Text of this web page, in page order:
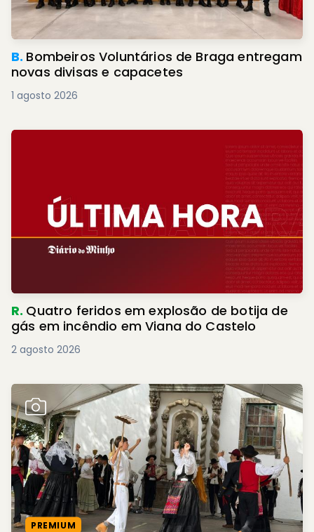
B. Bombeiros Voluntários de Braga entregam
novas divisas e capacetes
1 agosto 2026
R. Quatro feridos em explosão de botija de
gás em incêndio em Viana do Castelo
2 agosto 2026
PREMIUM